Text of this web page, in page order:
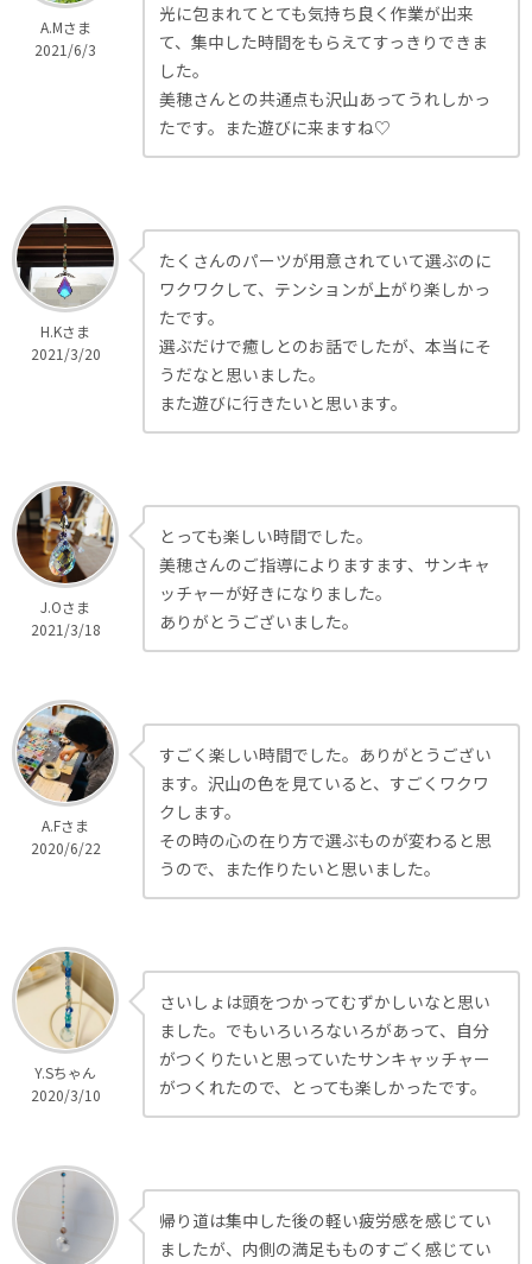
A.Mさま
2021/6/3
光に包まれてとても気持ち良く作業が出来
て、集中した時間をもらえてすっきりできま
した。
美穂さんとの共通点も沢山あってうれしかっ
たです。また遊びに来ますね♡
H.Kさま
2021/3/20
たくさんのパーツが用意されていて選ぶのに
ワクワクして、テンションが上がり楽しかっ
たです。
選ぶだけで癒しとのお話でしたが、本当にそ
うだなと思いました。
また遊びに行きたいと思います。
J.Oさま
2021/3/18
とっても楽しい時間でした。
美穂さんのご指導によりますます、サンキャ
ッチャーが好きになりました。
ありがとうございました。
A.Fさま
2020/6/22
すごく楽しい時間でした。ありがとうござい
ます。沢山の色を見ていると、すごくワクワ
クします。
その時の心の在り方で選ぶものが変わると思
うので、また作りたいと思いました。
Y.Sちゃん
2020/3/10
さいしょは頭をつかってむずかしいなと思い
ました。でもいろいろないろがあって、自分
がつくりたいと思っていたサンキャッチャー
がつくれたので、とっても楽しかったです。
帰り道は集中した後の軽い疲労感を感じてい
ましたが、内側の満足もものすごく感じてい